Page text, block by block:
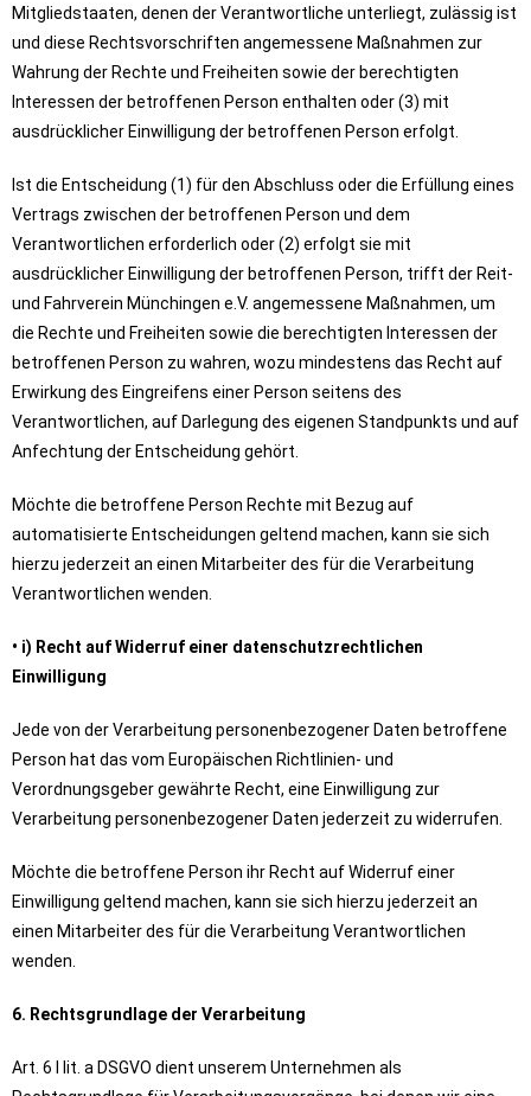
Mitgliedstaaten, denen der Verantwortliche unterliegt, zulässig ist
und diese Rechtsvorschriften angemessene Maßnahmen zur
Wahrung der Rechte und Freiheiten sowie der berechtigten
Interessen der betroffenen Person enthalten oder (3) mit
ausdrücklicher Einwilligung der betroffenen Person erfolgt.
Ist die Entscheidung (1) für den Abschluss oder die Erfüllung eines
Vertrags zwischen der betroffenen Person und dem
Verantwortlichen erforderlich oder (2) erfolgt sie mit
ausdrücklicher Einwilligung der betroffenen Person, trifft der Reit-
und Fahrverein Münchingen e.V. angemessene Maßnahmen, um
die Rechte und Freiheiten sowie die berechtigten Interessen der
betroffenen Person zu wahren, wozu mindestens das Recht auf
Erwirkung des Eingreifens einer Person seitens des
Verantwortlichen, auf Darlegung des eigenen Standpunkts und auf
Anfechtung der Entscheidung gehört.
Möchte die betroffene Person Rechte mit Bezug auf
automatisierte Entscheidungen geltend machen, kann sie sich
hierzu jederzeit an einen Mitarbeiter des für die Verarbeitung
Verantwortlichen wenden.
• i) Recht auf Widerruf einer datenschutzrechtlichen
Einwilligung
Jede von der Verarbeitung personenbezogener Daten betroffene
Person hat das vom Europäischen Richtlinien- und
Verordnungsgeber gewährte Recht, eine Einwilligung zur
Verarbeitung personenbezogener Daten jederzeit zu widerrufen.
Möchte die betroffene Person ihr Recht auf Widerruf einer
Einwilligung geltend machen, kann sie sich hierzu jederzeit an
einen Mitarbeiter des für die Verarbeitung Verantwortlichen
wenden.
6. Rechtsgrundlage der Verarbeitung
Art. 6 I lit. a DSGVO dient unserem Unternehmen als